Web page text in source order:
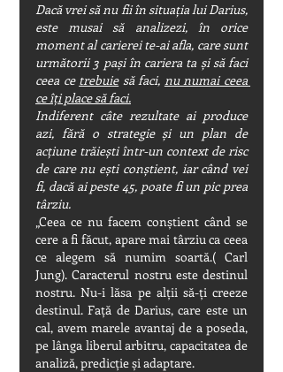
Dacă vrei să nu fii în situația lui Darius,
este musai să analizezi, în orice
moment al carierei te-ai afla, care sunt
următorii 3 pași în cariera ta și să faci
ceea ce trebuie să faci, nu numai ceea
ce îți place să faci.
Indiferent câte rezultate ai produce
azi, fără o strategie și un plan de
acțiune trăiești într-un context de risc
de care nu ești conștient, iar când vei
fi, dacă ai peste 45, poate fi un pic prea
târziu.
„Ceea ce nu facem conștient când se
cere a fi făcut, apare mai târziu ca ceea
ce alegem să numim soartă.( Carl
Jung). Caracterul nostru este destinul
nostru. Nu-i lăsa pe alții să-ți creeze
destinul. Față de Darius, care este un
cal, avem marele avantaj de a poseda,
pe lânga liberul arbitru, capacitatea de
analiză, predicție și adaptare.